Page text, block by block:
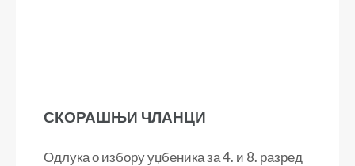
СКОРАШЊИ ЧЛАНЦИ
Одлука о избору уџбеника за 4. и 8. разред